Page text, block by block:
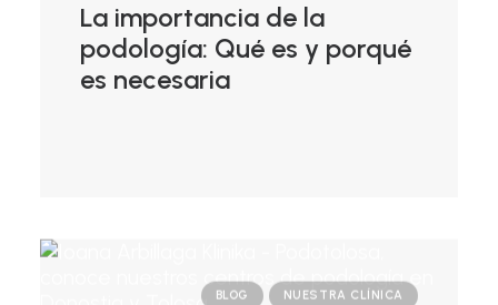
La importancia de la
podología: Qué es y porqué
es necesaria
BLOG NUESTRA CLÍNICA